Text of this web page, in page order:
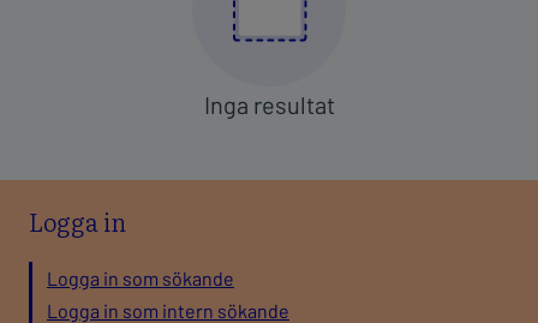
Logga in
Logga in som sökande
Logga in som intern sökande